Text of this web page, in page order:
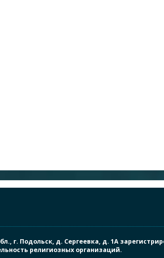
Подольск, д. Сергеевка, д. 1А
религиозных организаций.